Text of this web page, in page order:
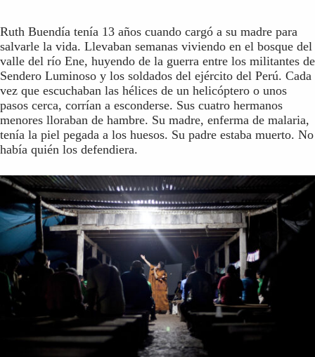
Ruth Buendía tenía 13 años cuando cargó a su madre para
salvarle la vida. Llevaban semanas viviendo en el bosque del
valle del río Ene, huyendo de la guerra entre los militantes de
Sendero Luminoso y los soldados del ejército del Perú. Cada
vez que escuchaban las hélices de un helicóptero o unos
pasos cerca, corrían a esconderse. Sus cuatro hermanos
menores lloraban de hambre. Su madre, enferma de malaria,
tenía la piel pegada a los huesos. Su padre estaba muerto. No
había quién los defendiera.